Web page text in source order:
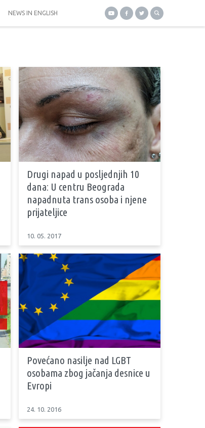
NEWS IN ENGLISH
Drugi napad u posljednjih 10
dana: U centru Beograda
napadnuta trans osoba i njene
prijateljice
10. 05. 2017
Povećano nasilje nad LGBT
osobama zbog jačanja desnice u
Evropi
24. 10. 2016